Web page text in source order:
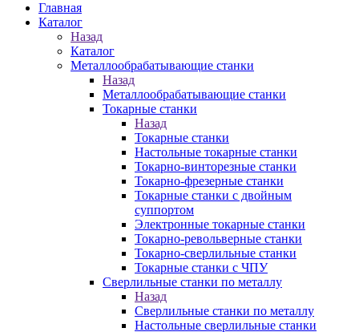
Главная
Каталог
Назад
Каталог
Металлообрабатывающие станки
Назад
Металлообрабатывающие станки
Токарные станки
Назад
Токарные станки
Настольные токарные станки
Токарно-винторезные станки
Токарно-фрезерные станки
Токарные станки с двойным
суппортом
Электронные токарные станки
Токарно-револьверные станки
Токарно-сверлильные станки
Токарные станки с ЧПУ
Сверлильные станки по металлу
Назад
Сверлильные станки по металлу
Настольные сверлильные станки